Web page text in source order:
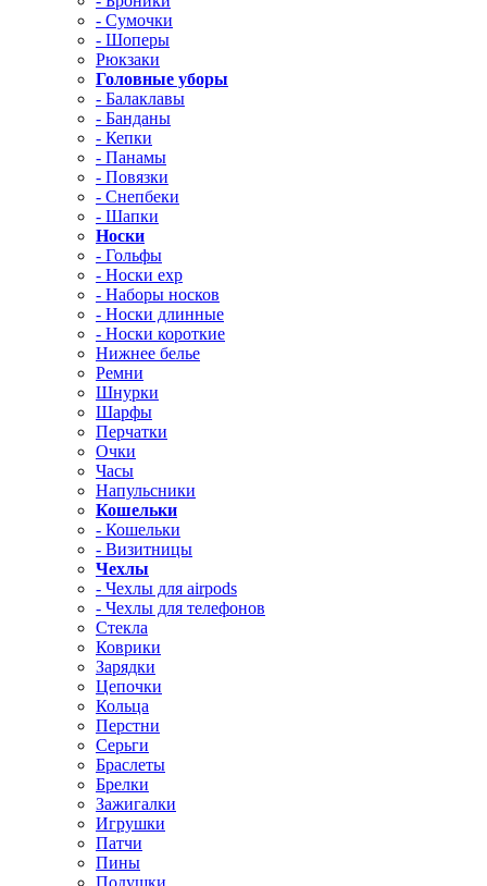
- Сумочки
- Шоперы
Рюкзаки
Головные уборы
- Балаклавы
- Банданы
- Кепки
- Панамы
- Повязки
- Снепбеки
- Шапки
Носки
- Гольфы
- Носки exp
- Наборы носков
- Носки длинные
- Носки короткие
Нижнее белье
Ремни
Шнурки
Шарфы
Перчатки
Очки
Часы
Напульсники
Кошельки
- Кошельки
- Визитницы
Чехлы
- Чехлы для airpods
- Чехлы для телефонов
Стекла
Коврики
Зарядки
Цепочки
Кольца
Перстни
Серьги
Браслеты
Брелки
Зажигалки
Игрушки
Патчи
Пины
Подушки